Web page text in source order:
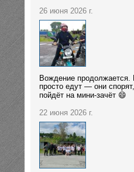
26 июня 2026 г.
Вождение продолжается.
просто едут — они
пойдёт на мини-зачёт 😄
22 июня 2026 г.